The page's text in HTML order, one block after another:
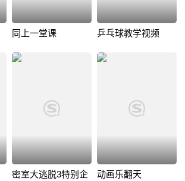
同上一堂课 乒乓球教学视频
密室大逃脱3特别企
动画乐翻天